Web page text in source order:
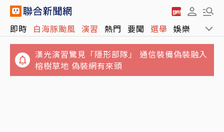
即時 白海豚颱風 演習 熱門 要聞 選舉 娛樂 運動
漢光演習驚見「隱形部隊」 通信裝備偽裝融入
榕樹草地 偽裝網有來頭
北京研究生凌晨實驗炸斷手指 校方稱「擅自進
入」被批卸責